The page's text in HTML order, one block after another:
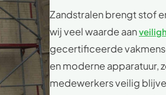
Zandstralen brengt stof
wij veel waarde aan
gecertificeerde
en moderne apparatuur,
medewerkers veilig